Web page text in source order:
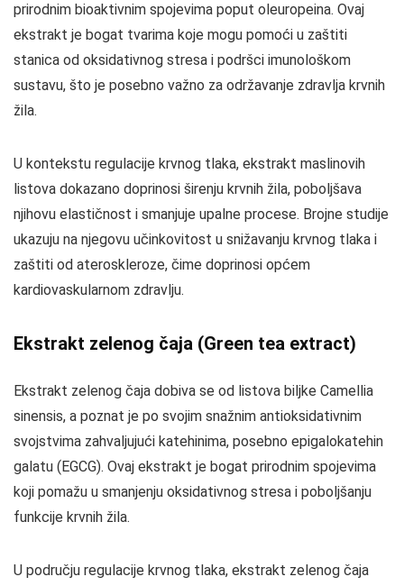
prirodnim bioaktivnim spojevima poput oleuropeina. Ovaj
ekstrakt je bogat tvarima koje mogu pomoći u zaštiti
stanica od oksidativnog stresa i podršci imunološkom
sustavu, što je posebno važno za održavanje zdravlja krvnih
žila.
U kontekstu regulacije krvnog tlaka, ekstrakt maslinovih
listova dokazano doprinosi širenju krvnih žila, poboljšava
njihovu elastičnost i smanjuje upalne procese. Brojne studije
ukazuju na njegovu učinkovitost u snižavanju krvnog tlaka i
zaštiti od ateroskleroze, čime doprinosi općem
kardiovaskularnom zdravlju.
Ekstrakt zelenog čaja (Green tea extract)
Ekstrakt zelenog čaja dobiva se od listova biljke Camellia
sinensis, a poznat je po svojim snažnim antioksidativnim
svojstvima zahvaljujući katehinima, posebno epigalokatehin
galatu (EGCG). Ovaj ekstrakt je bogat prirodnim spojevima
koji pomažu u smanjenju oksidativnog stresa i poboljšanju
funkcije krvnih žila.
U području regulacije krvnog tlaka, ekstrakt zelenog čaja